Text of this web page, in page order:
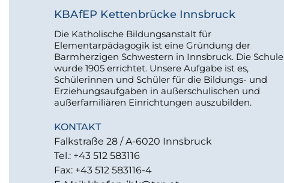
KBAfEP Kettenbrücke Innsbruck
Die Katholische Bildungsanstalt für
Elementarpädagogik ist eine Gründung der
Barmherzigen Schwestern in Innsbruck. Die Schule
wurde 1905 errichtet. Unsere Aufgabe ist es,
Schülerinnen und Schüler für die Bildungs- und
Erziehungsaufgaben in außerschulischen und
außerfamiliären Einrichtungen auszubilden.
KONTAKT
Falkstraße 28 / A-6020 Innsbruck
Tel.: +43 512 583116
Fax: +43 512 583116-4